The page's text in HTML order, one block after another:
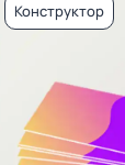
Конструктор